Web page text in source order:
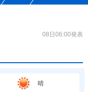
08日06:00発表
晴